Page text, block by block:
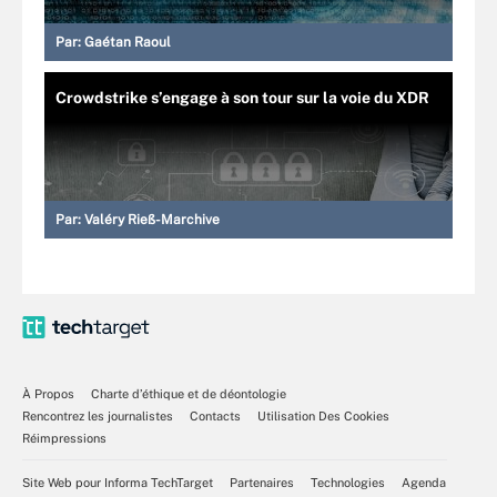
Par: Gaétan Raoul
Crowdstrike s’engage à son tour sur la voie du XDR
Par: Valéry Rieß-Marchive
À Propos
Charte d’éthique et de déontologie
Rencontrez les journalistes
Contacts
Utilisation Des Cookies
Réimpressions
Site Web pour Informa TechTarget Partenaires Technologies Agenda